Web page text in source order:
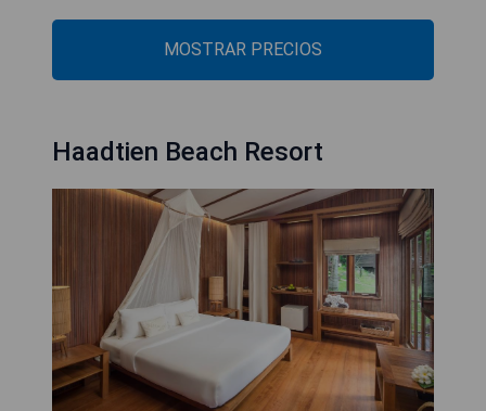
MOSTRAR PRECIOS
Haadtien Beach Resort